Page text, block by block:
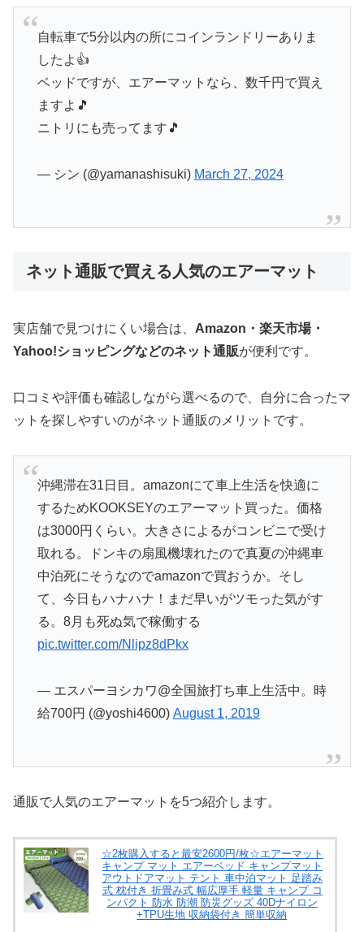
自転車で5分以内の所にコインランドリーありま
したよ👍
ベッドですが、エアーマットなら、数千円で買え
ますよ🎵
ニトリにも売ってます🎵
— シン (@yamanashisuki) March 27, 2024
ネット通販で買える人気のエアーマット
実店舗で見つけにくい場合は、 Amazon・楽天市場・
Yahoo!ショッピングなどのネット通販が便利です。
口コミや評価も確認しながら選べるので、自分に合ったマ
ットを探しやすいのがネット通販のメリットです。
沖縄滞在31日目。amazonにて車上生活を快適に
するためKOOKSEYのエアーマット買った。価格
は3000円くらい。大きさによるがコンビニで受け
取れる。ドンキの扇風機壊れたので真夏の沖縄車
中泊死にそうなのでamazonで買おうか。そし
て、今日もハナハナ！まだ早いがツモった気がす
る。8月も死ぬ気で稼働する
pic.twitter.com/Nlipz8dPkx
— エスパーヨシカワ@全国旅打ち車上生活中。時
給700円 (@yoshi4600) August 1, 2019
通販で人気のエアーマットを5つ紹介します。
☆2枚購入すると最安2600円/枚☆エアーマット
キャンプ マット エアーベッド キャンプマット
アウトドアマット テント 車中泊マット 足踏み
式 枕付き 折畳み式 幅広厚手 軽量 キャンプ コ
ンパクト 防水 防潮 防災グッズ 40Dナイロン
+TPU生地 収納袋付き 簡単収納